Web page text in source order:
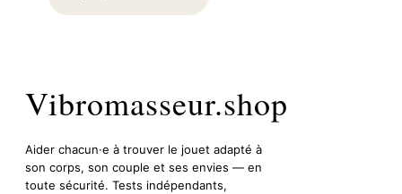
Vibromasseur.shop
Aider chacun·e à trouver le jouet adapté à
son corps, son couple et ses envies — en
toute sécurité. Tests indépendants,